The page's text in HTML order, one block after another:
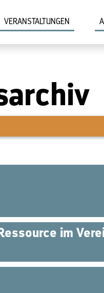
VERANSTALTUNGEN
im